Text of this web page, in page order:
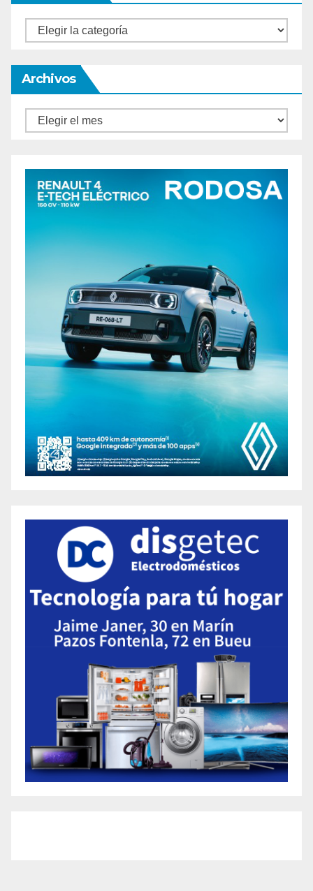
Categorías
Archivos
Archivos